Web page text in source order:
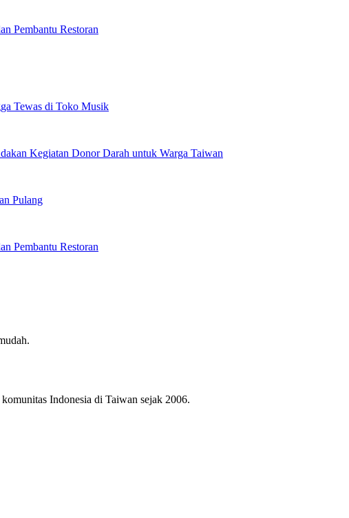
Pembantu Restoran
Tewas di Toko Musik
Kegiatan Donor Darah untuk Warga Taiwan
Pulang
Pembantu Restoran
Indonesia di Taiwan sejak 2006.